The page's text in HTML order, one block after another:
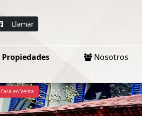
Llamar
Propiedades Nosotros
Casa en Venta